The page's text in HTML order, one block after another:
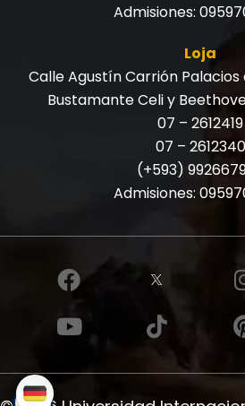
Admisiones:
Loja
Calle Agustín Carrión
Bustamante Celi y
07 – 2612419
07 – 2612340
(+593)
Admisiones: